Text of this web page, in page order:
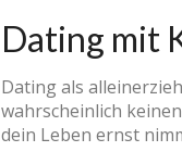
Dating mit
Dating als
wahrscheinlich
dein Leben ernst